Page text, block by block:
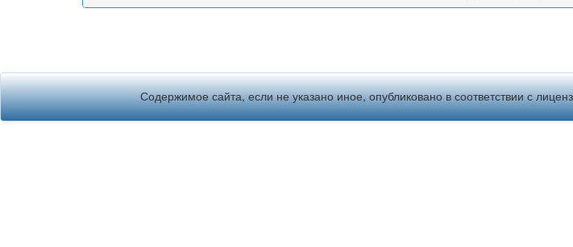
Содержимое сайта, если не указано иное, опубликовано в соответствии с